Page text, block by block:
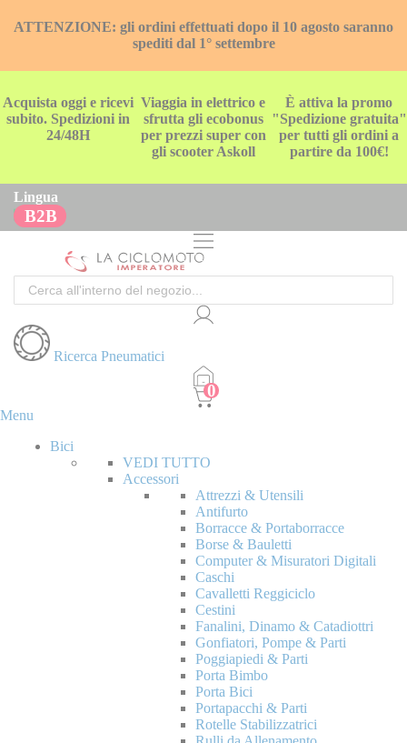
ATTENZIONE: gli ordini effettuati dopo il 10 agosto saranno
spediti dal 1° settembre
Acquista oggi e ricevi
subito. Spedizioni in
24/48H
Viaggia in elettrico e
sfrutta gli ecobonus
per prezzi super con
gli scooter Askoll
È attiva la promo
"Spedizione gratuita"
per tutti gli ordini a
partire da 100€!
Lingua
B2B
Cerca
Ricerca Pneumatici
Menu
Bici
VEDI TUTTO
Accessori
Attrezzi & Utensili
Antifurto
Borracce & Portaborracce
Borse & Bauletti
Computer & Misuratori Digitali
Caschi
Cavalletti Reggiciclo
Cestini
Fanalini, Dinamo & Catadiottri
Gonfiatori, Pompe & Parti
Poggiapiedi & Parti
Porta Bimbo
Porta Bici
Portapacchi & Parti
Rotelle Stabilizzatrici